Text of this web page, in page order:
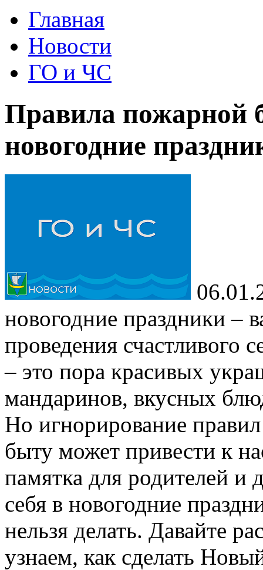
Главная
Новости
ГО и ЧС
Правила пожарной
новогодние
новогодние праздники –
проведения счастливого
– это пора красивых
мандаринов, вкусных
Но игнорирование
быту может привести к
памятка для родителей и
себя в новогодние
нельзя делать. Давайте
узнаем, как сделать